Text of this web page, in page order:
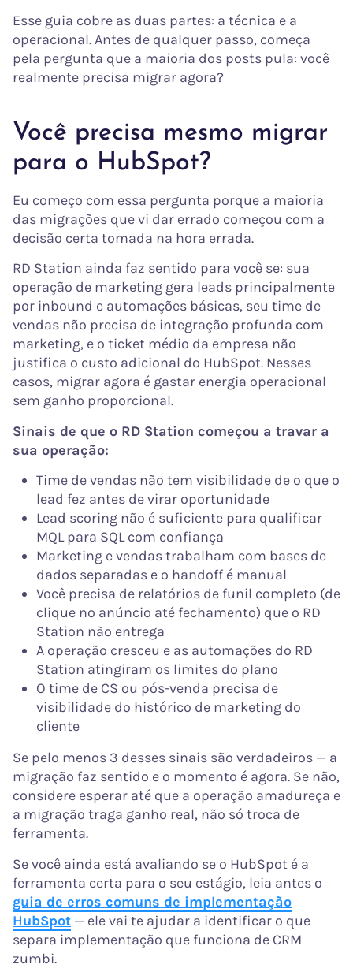
Esse guia cobre as duas partes: a técnica e a
operacional. Antes de qualquer passo, começa
pela pergunta que a maioria dos posts pula: você
realmente precisa migrar agora?
Você precisa mesmo migrar
para o HubSpot?
Eu começo com essa pergunta porque a maioria
das migrações que vi dar errado começou com a
decisão certa tomada na hora errada.
RD Station ainda faz sentido para você se: sua
operação de marketing gera leads principalmente
por inbound e automações básicas, seu time de
vendas não precisa de integração profunda com
marketing, e o ticket médio da empresa não
justifica o custo adicional do HubSpot. Nesses
casos, migrar agora é gastar energia operacional
sem ganho proporcional.
Sinais de que o RD Station começou a travar a
sua operação:
Time de vendas não tem visibilidade de o que o
lead fez antes de virar oportunidade
Lead scoring não é suficiente para qualificar
MQL para SQL com confiança
Marketing e vendas trabalham com bases de
dados separadas e o handoff é manual
Você precisa de relatórios de funil completo (de
clique no anúncio até fechamento) que o RD
Station não entrega
A operação cresceu e as automações do RD
Station atingiram os limites do plano
O time de CS ou pós-venda precisa de
visibilidade do histórico de marketing do
cliente
Se pelo menos 3 desses sinais são verdadeiros — a
migração faz sentido e o momento é agora. Se não,
considere esperar até que a operação amadureça e
a migração traga ganho real, não só troca de
ferramenta.
Se você ainda está avaliando se o HubSpot é a
ferramenta certa para o seu estágio, leia antes o
guia de erros comuns de implementação
HubSpot — ele vai te ajudar a identificar o que
separa implementação que funciona de CRM
zumbi.